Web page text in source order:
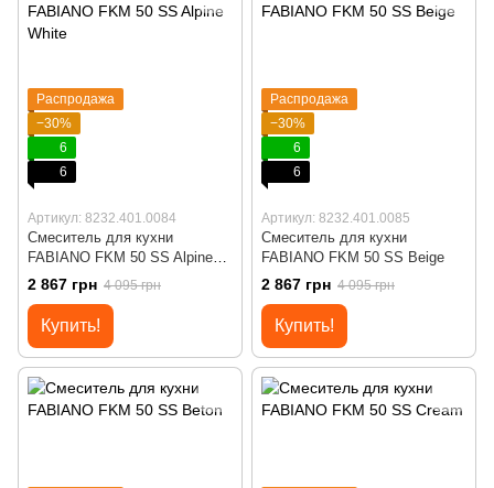
Распродажа
−30%
6
6
Артикул: 8232.401.0084
Смеситель для кухни
FABIANO FKM 50 SS Alpine
White
2 867 грн 4 095 грн
Купить!
Распродажа
−30%
6
6
Артикул: 8232.401.0085
Смеситель для кухни
FABIANO FKM 50 SS Beige
2 867 грн 4 095 грн
Купить!